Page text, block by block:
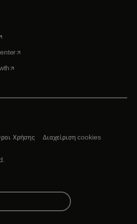
tab
in a new tab
in a new tab
opens in a new tab
opens in a new tab
Χρήσης Διαχείριση cookies